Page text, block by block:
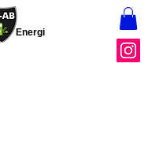
Energi